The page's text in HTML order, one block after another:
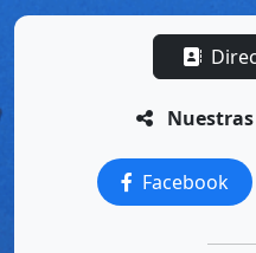
Nuestras
Facebook